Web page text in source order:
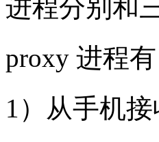
进程分别和
proxy 进程有
1）从手机